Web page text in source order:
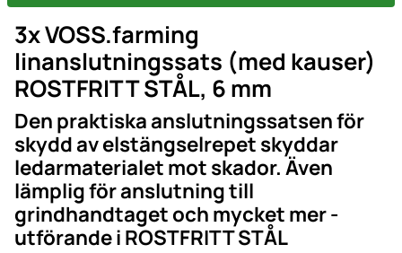
3x VOSS.farming
linanslutningssats (med kauser)
ROSTFRITT STÅL, 6 mm
Den praktiska anslutningssatsen för
skydd av elstängselrepet skyddar
ledarmaterialet mot skador. Även
lämplig för anslutning till
grindhandtaget och mycket mer -
utförande i ROSTFRITT STÅL